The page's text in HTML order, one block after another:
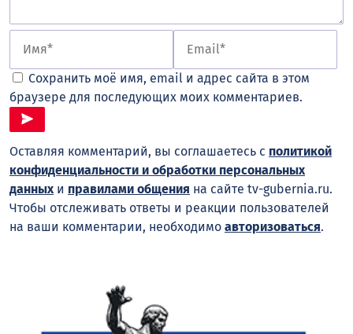
Сохранить моё имя, email и адрес сайта в этом
браузере для последующих моих комментариев.
Оставляя комментарий, вы соглашаетесь с политикой
конфиденциальности и обработки персональных
данных и правилами общения на сайте tv-gubernia.ru.
Чтобы отслеживать ответы и реакции пользователей
на ваши комментарии, необходимо авторизоваться.